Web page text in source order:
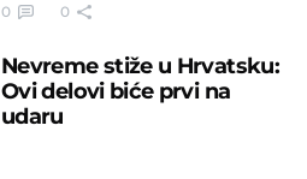
0 0
Nevreme stiže u Hrvatsku:
Ovi delovi biće prvi na
udaru